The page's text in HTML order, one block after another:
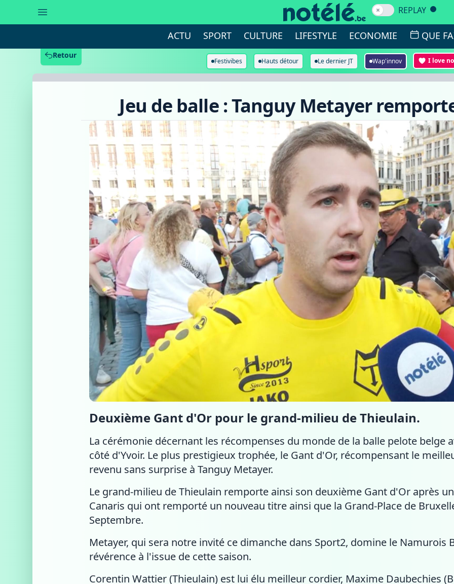
REPLAY
ACTU SPORT CULTURE LIFESTYLE ECONOMIE QUE
Festivibes Hauts détour Le dernier JT Wap'innov I love
Retour
Jeu de balle : Tanguy Metayer
Deuxième Gant d'Or pour le grand-milieu de Thieulain.
La cérémonie décernant les récompenses du monde de la balle pelote belge
côté d'Yvoir. Le plus prestigieux trophée, le Gant d'Or, récompensant le
revenu sans surprise à Tanguy Metayer.
Le grand-milieu de Thieulain remporte ainsi son deuxième Gant d'Or après
Canaris qui ont remporté un nouveau titre ainsi que la Grand-Place de
Septembre.
Metayer, qui sera notre invité ce dimanche dans Sport2, domine le Namurois
révérence à l'issue de cette saison.
Corentin Wattier (Thieulain) est lui élu meilleur cordier, Maxime Daubechies